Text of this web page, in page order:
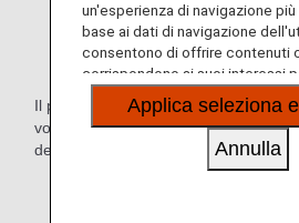
Nota: il periodo per la
seconda del tipo di tariffa. Il
prenotazione potrebbe essere
da altre compagnie aeree.
Il periodo per la prenotazione
voli operati da altre compagnie
deve essere effettuato in euro.
un'esperienza di navigazione
base ai dati di navigazione
consentono di offrire contenuti
corrispondono ai suoi interessi
forma di siti web, e-mail, social
Applica seleziona
Annulla